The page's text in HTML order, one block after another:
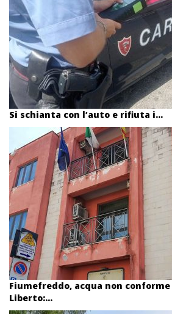
Si schianta con l’auto e rifiuta i...
Fiumefreddo, acqua non
Liberto:...